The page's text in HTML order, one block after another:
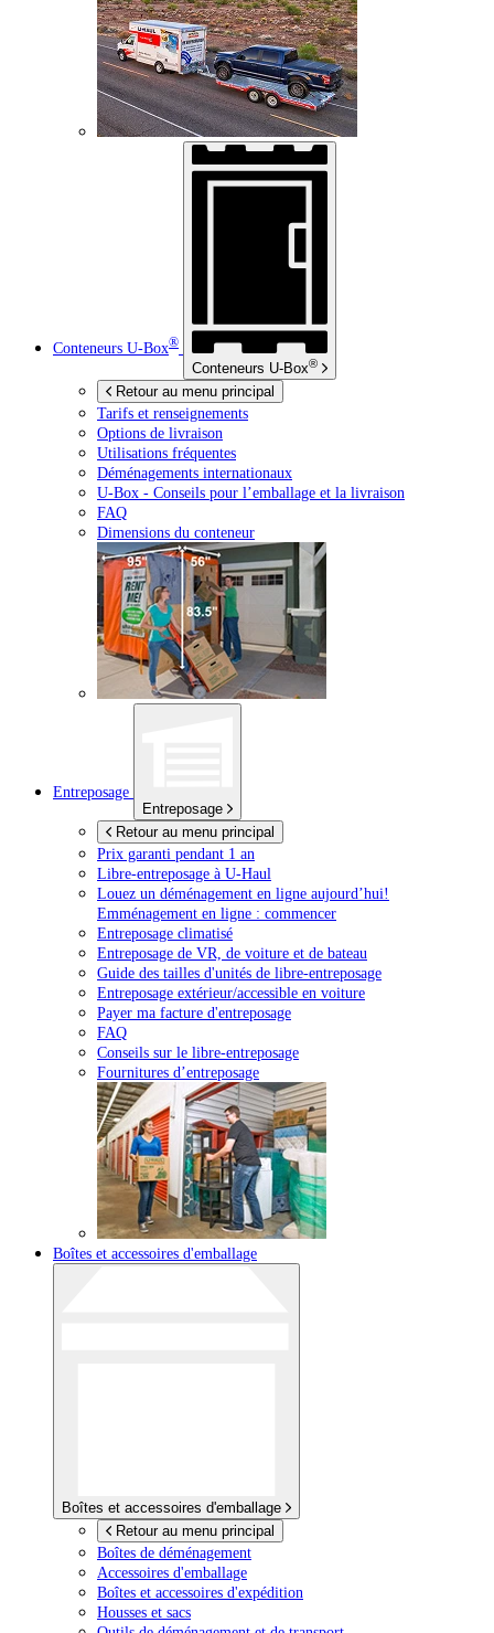
Conteneurs U-Box®
Conteneurs U-Box®
Retour au menu principal
Tarifs et renseignements
Options de livraison
Utilisations fréquentes
Déménagements internationaux
U-Box - Conseils pour l’emballage et la livraison
FAQ
Dimensions du conteneur
Entreposage
Entreposage
Retour au menu principal
Prix garanti pendant 1 an
Libre-entreposage à U-Haul
Louez un déménagement en ligne aujourd’hui!
Emménagement en ligne : commencer
Entreposage climatisé
Entreposage de VR, de voiture et de bateau
Guide des tailles d'unités de libre-entreposage
Entreposage extérieur/accessible en voiture
Payer ma facture d'entreposage
FAQ
Conseils sur le libre-entreposage
Fournitures d’entreposage
Boîtes et accessoires d'emballage
Boîtes et accessoires d'emballage
Retour au menu principal
Boîtes de déménagement
Accessoires d'emballage
Boîtes et accessoires d'expédition
Housses et sacs